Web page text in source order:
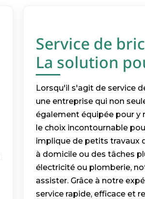
Service de
La solution
Lorsqu'il s'agit de service
une entreprise qui non
également équipée pour y
le choix incontournable
implique de petits travaux
à domicile ou des tâches
électricité ou plomberie,
assister. Grâce à notre
service rapide, efficace et